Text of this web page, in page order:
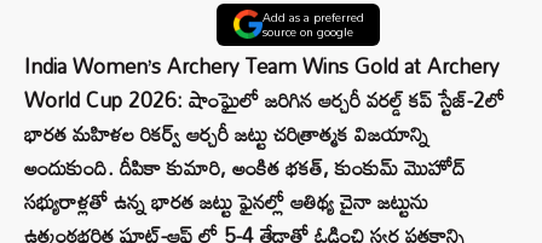
Add as a preferred
source on google
India Women’s Archery Team Wins Gold at Archery
World Cup 2026: షాంఘైలో జరిగిన ఆర్చరీ వరల్డ్ కప్ స్టేజ్-2లో
భారత మహిళల రికర్వ్ ఆర్చరీ జట్టు చరిత్రాత్మక విజయాన్ని
అందుకుంది. దీపికా కుమారి, అంకిత భకత్, కుంకుమ్ మొహోద్‌
సభ్యురాళ్లతో ఉన్న భారత జట్టు ఫైనల్లో ఆతిథ్య చైనా జట్టును